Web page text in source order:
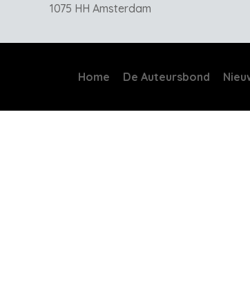
1075 HH Amsterdam
Home De Auteursbond